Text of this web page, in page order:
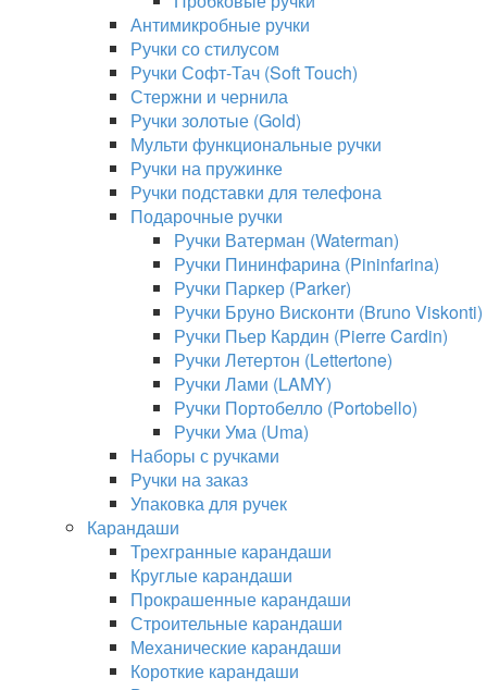
Антимикробные ручки
Ручки со стилусом
Ручки Софт-Тач (Soft Touch)
Стержни и чернила
Ручки золотые (Gold)
Мульти функциональные ручки
Ручки на пружинке
Ручки подставки для телефона
Подарочные ручки
Ручки Ватерман (Waterman)
Ручки Пининфарина (Pininfarina)
Ручки Паркер (Parker)
Ручки Бруно Висконти (Bruno Viskonti)
Ручки Пьер Кардин (Pierre Cardin)
Ручки Летертон (Lettertone)
Ручки Лами (LAMY)
Ручки Портобелло (Portobello)
Ручки Ума (Uma)
Наборы с ручками
Ручки на заказ
Упаковка для ручек
Карандаши
Трехгранные карандаши
Круглые карандаши
Прокрашенные карандаши
Строительные карандаши
Механические карандаши
Короткие карандаши